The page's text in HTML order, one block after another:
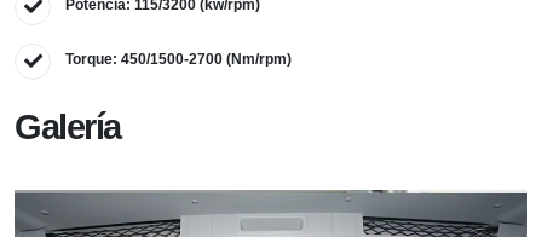
Potencia: 115/3200 (kw/rpm)
Torque: 450/1500-2700 (Nm/rpm)
Galería